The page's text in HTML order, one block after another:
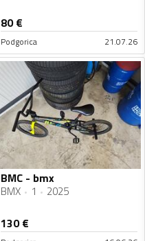
80€
Podgorica 21.07.26
BMC - bmx
BMX 1 2025
130€